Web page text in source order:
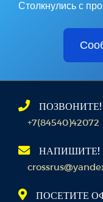
Столкнулись с
ПОЗВОНИТЕ!
+7(84540)42072
НАПИШИТЕ!
ПОСЕТИТЕ